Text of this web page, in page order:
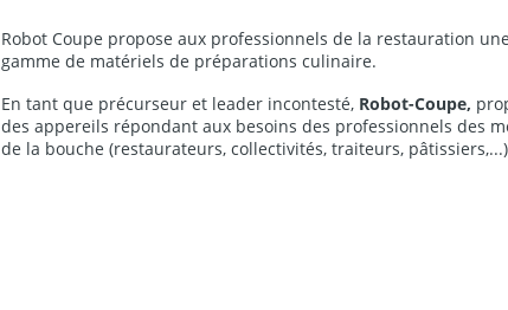
Robot Coupe propose aux professionnels de la restauration une
gamme de matériels de préparations culinaire.
En tant que précurseur et leader incontesté, Robot-Coupe,
des appereils répondant aux besoins des professionnels des
de la bouche (restaurateurs, collectivités, traiteurs,